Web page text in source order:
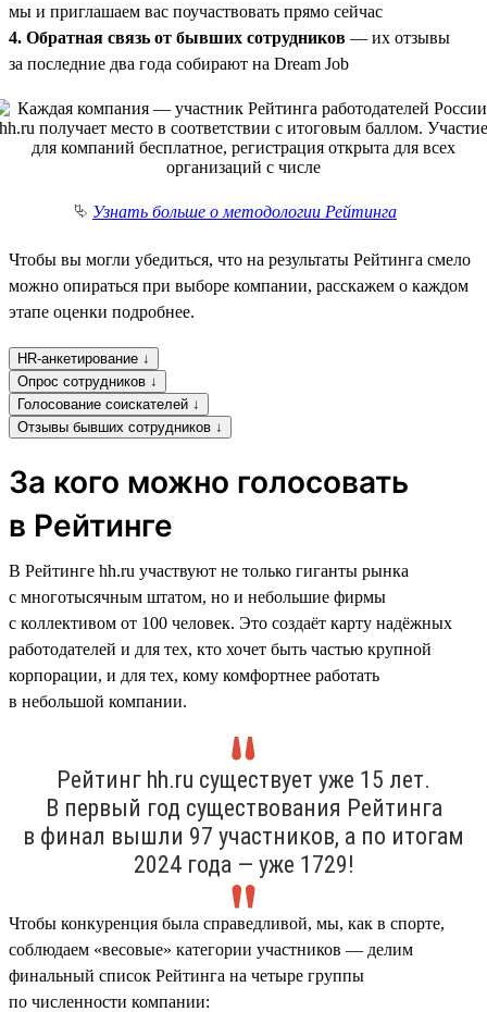
мы и приглашаем вас поучаствовать прямо сейчас
4. Обратная связь от бывших сотрудников — их отзывы
за последние два года собирают на Dream Job
⮱ Узнать больше о методологии Рейтинга
Чтобы вы могли убедиться, что на результаты Рейтинга смело
можно опираться при выборе компании, расскажем о каждом
этапе оценки подробнее.
HR-анкетирование ↓
Опрос сотрудников ↓
Голосование соискателей ↓
Отзывы бывших сотрудников ↓
За кого можно голосовать
в Рейтинге
В Рейтинге hh.ru участвуют не только гиганты рынка
с многотысячным штатом, но и небольшие фирмы
с коллективом от 100 человек. Это создаёт карту надёжных
работодателей и для тех, кто хочет быть частью крупной
корпорации, и для тех, кому комфортнее работать
в небольшой компании.
Рейтинг hh.ru существует уже 15 лет.
В первый год существования Рейтинга
в финал вышли 97 участников, а по итогам
2024 года — уже 1729!
Чтобы конкуренция была справедливой, мы, как в спорте,
соблюдаем «весовые» категории участников — делим
финальный список Рейтинга на четыре группы
по численности компании: